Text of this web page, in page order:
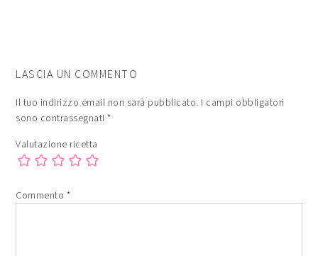
LASCIA UN COMMENTO
Il tuo indirizzo email non sarà pubblicato. I campi obbligatori
sono contrassegnati*
Valutazione ricetta
Commento *